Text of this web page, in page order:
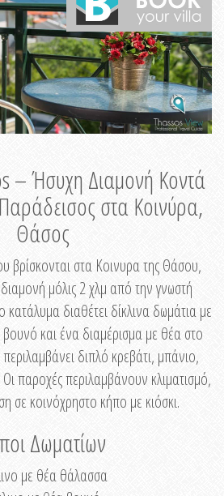
– Ήσυχη Διαμονή Κοντά
στα Κοινύρα,
Θάσος
βρίσκονται στα Κοινυρα της Θάσου,
μόλις 2 χλμ από την γνωστή
διαθέτει δίκλινα δωμάτια με
και ένα διαμέρισμα με θέα στο
διπλό κρεβάτι, μπάνιο,
Οι παροχές περιλαμβάνουν κλιματισμό,
σε κοινόχρηστο κήπο με κιόσκι.
Δωματίων
με θέα θάλασσα